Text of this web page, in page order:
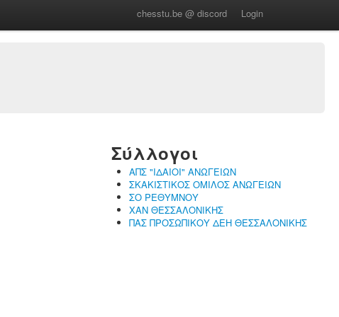
chesstu.be @ discord Login
Σύλλογοι
ΑΠΣ "ΙΔΑΙΟΙ" ΑΝΩΓΕΙΩΝ
ΣΚΑΚΙΣΤΙΚΟΣ ΟΜΙΛΟΣ ΑΝΩΓΕΙΩΝ
ΣΟ ΡΕΘΥΜΝΟΥ
ΧΑΝ ΘΕΣΣΑΛΟΝΙΚΗΣ
ΠΑΣ ΠΡΟΣΩΠΙΚΟΥ ΔΕΗ ΘΕΣΣΑΛΟΝΙΚΗΣ